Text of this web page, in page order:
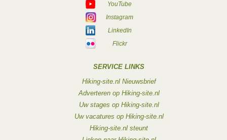
YouTube
Instagram
LinkedIn
Flickr
SERVICE LINKS
Hiking-site.nl Nieuwsbrief
Adverteren op Hiking-site.nl
Uw stages op Hiking-site.nl
Uw vacatures op Hiking-site.nl
Hiking-site.nl steunt